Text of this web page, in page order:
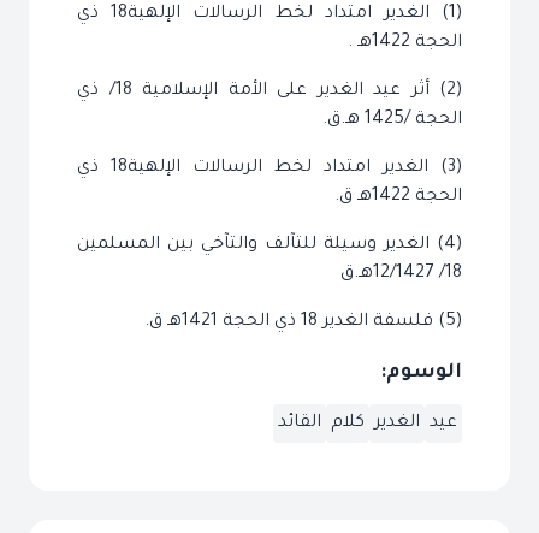
(1) الغدير امتداد لخط الرسالات الإلهية18 ذي
الحجة 1422هـ .
(2) أثر عيد الغدير على الأمة الإسلامية 18/ ذي
الحجة /1425 هـ.ق.
(3) الغدير امتداد لخط الرسالات الإلهية18 ذي
الحجة 1422هـ ق.
(4) الغدير وسيلة للتآلف والتآخي بين المسلمين
18/ 12/1427هـ.ق
(5) فلسفة الغدير 18 ذي الحجة 1421هـ ق.
الوسوم:
عيد الغدير كلام القائد